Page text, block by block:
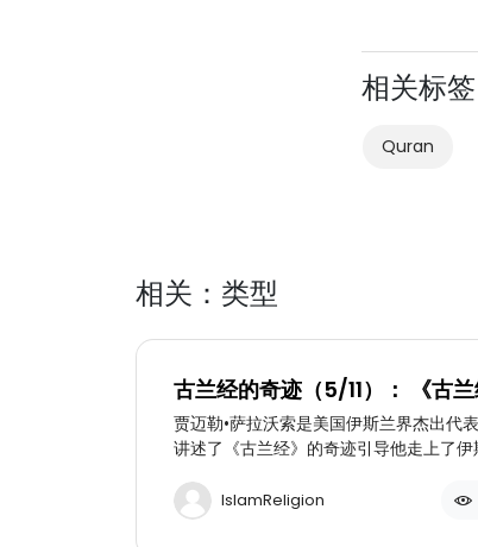
相关标签
Quran
相关：类型
古兰经的奇迹（5/11）： 《古兰
完美（Ⅰ）
贾迈勒•萨拉沃索是美国伊斯兰界杰出代
讲述了《古兰经》的奇迹引导他走上了伊
真理，《古兰经》的教诲明确而又完美
要“信仰的跳跃”也能相信《古兰经》；对
IslamReligion